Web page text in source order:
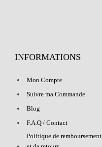
INFORMATIONS
Mon Compte
Suivre ma Commande
Blog
F.A.Q / Contact
Politique de remboursement